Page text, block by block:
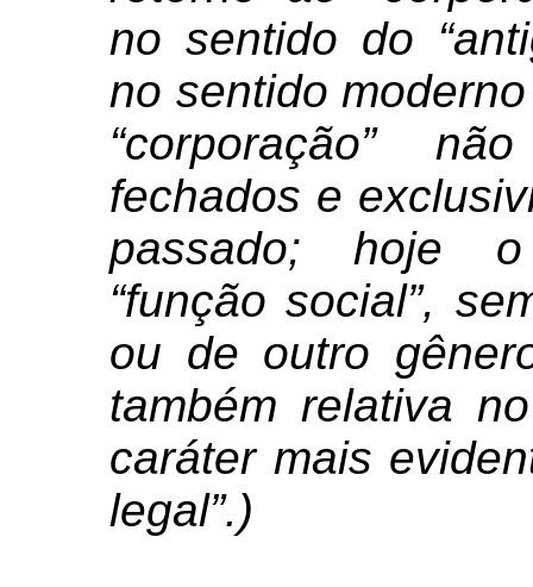
no sentido do
no sentido
“corporação”
fechados e
passado; hoje
“função social”,
ou de outro
também relativa
caráter mais
legal”.)